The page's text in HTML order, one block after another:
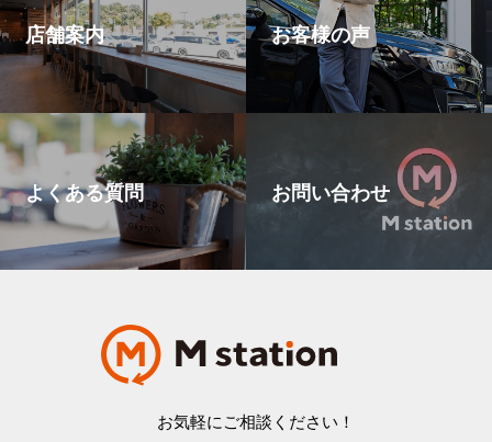
店舗案内 お客様の声
よくある質問 お問い合わせ
お気軽にご相談ください！